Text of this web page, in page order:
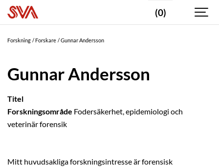
(0)
Forskning Forskare Gunnar Andersson
Gunnar Andersson
Titel
Forskningsområde Fodersäkerhet, epidemiologi och
veterinär forensik
Mitt huvudsakliga forskningsintresse är forensisk